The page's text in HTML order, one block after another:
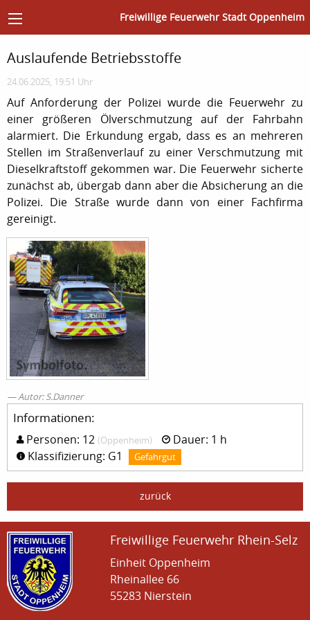
Freiwillige Feuerwehr Stadt Oppenheim
Auslaufende Betriebsstoffe
24.06.2025, 19:51 Uhr
Auf Anforderung der Polizei wurde die Feuerwehr zu
einer größeren Ölverschmutzung auf der Fahrbahn
alarmiert. Die Erkundung ergab, dass es an mehreren
Stellen im Straßenverlauf zu einer Verschmutzung mit
Dieselkraftstoff gekommen war. Die Feuerwehr sicherte
zunächst ab, übergab dann aber die Absicherung an die
Polizei. Die Straße wurde dann von einer Fachfirma
gereinigt.
Autor: S.Danner
Informationen:
Personen: 12 (Oppenheim)
Dauer: 1 h
Klassifizierung: G1
Gefahrgut
zurück
Freiwillige Feuerwehr Rhein-Selz
Einheit Oppenheim
Rheinallee 66
55283 Nierstein